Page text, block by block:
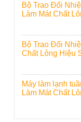
Bộ Trao Đổi
Làm Mát Chất
Bộ Trao Đổi
Chất Lỏng Hiệu
Máy làm lạnh
Làm Mát Chất